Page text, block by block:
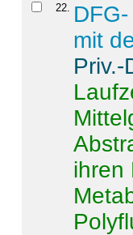
22
mit
Priv.-
ihren